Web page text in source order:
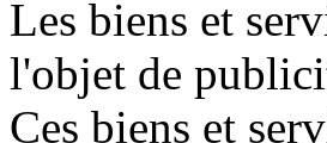
Les biens et
l'objet de
Ces biens et